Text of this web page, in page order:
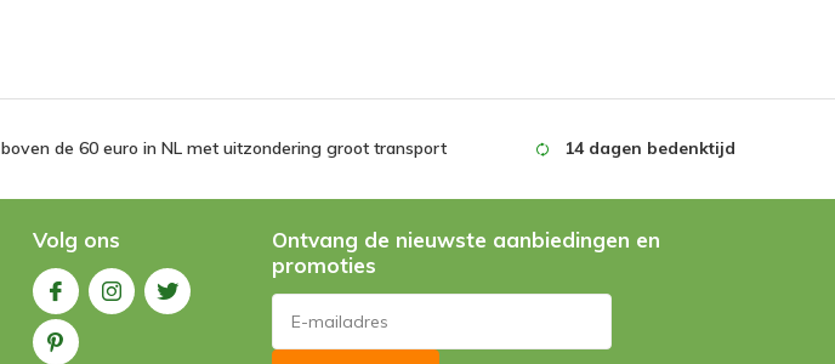
boven de 60 euro in NL met uitzondering groot transport 14 dagen bedenktijd
Volg ons
Ontvang de nieuwste aanbiedingen en
promoties